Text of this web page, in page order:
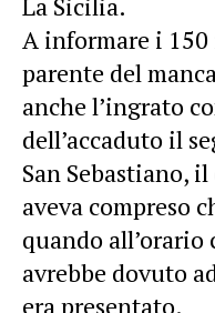
A informare i
parente del
anche l’ingrato
dell’accaduto il
San Sebastiano,
aveva compreso
quando
avrebbe dovuto
era presentato.